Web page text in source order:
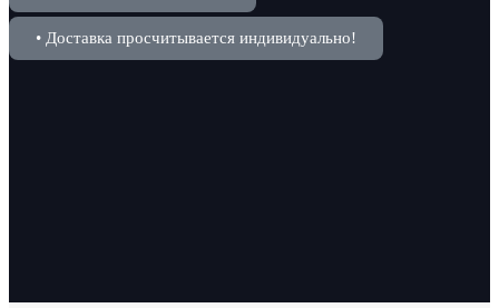
• Доставка просчитывается индивидуально!